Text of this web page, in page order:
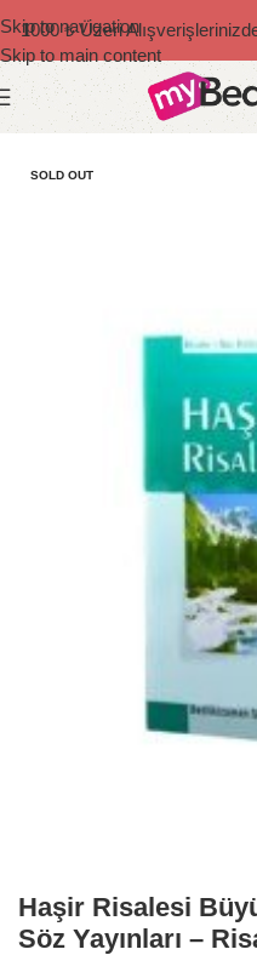
Skip to navigation
Skip to main content
1000 ₺ Üzeri
Ana Sayfa Risale-i Nur
SOLD OUT
Haşir Risalesi
Söz Yayınları –